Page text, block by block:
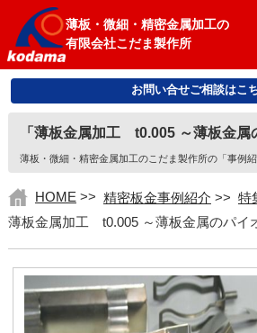
薄板・微細・精密金属加工の
有限会社こだま製作所
お問い合せご相談はこ
「薄板金属加工 t0.005 ～薄板金属
薄板・微細・精密金属加工のこだま製作所の「事例
HOME >> 精密板金事例紹介 >> 特
薄板金属加工 t0.005 ～薄板金属のパイ